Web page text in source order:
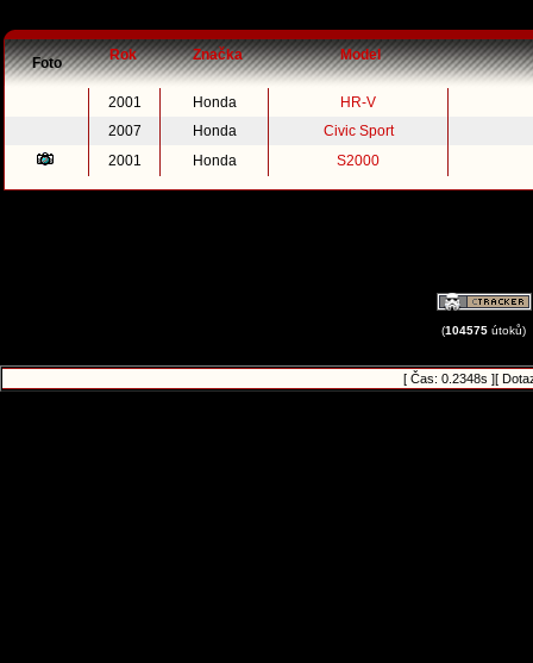
Foto Rok Značka Model
2001 Honda
HR-V
2007
Honda
Civic Sport
2001
Honda S2000
(104575 útoků)
[ Čas: 0.2348s ][